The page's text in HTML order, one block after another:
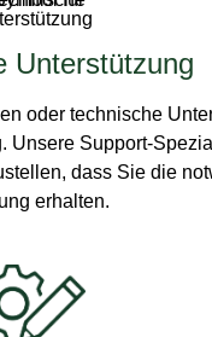
Unterstützung
oder technische
Unsere Support-
dass Sie die
erhalten.